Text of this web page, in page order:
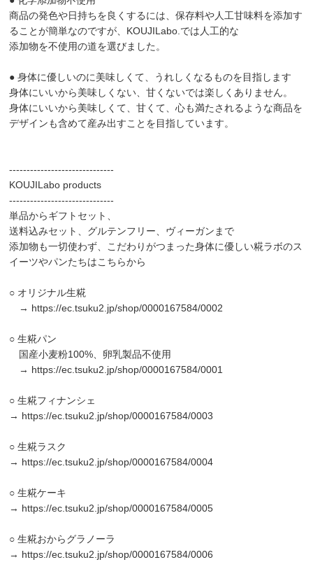
商品の発色や日持ちを良くするには、保存料や人工甘味料を添加す
ることが簡単なのですが、KOUJILabo.では人工的な
添加物を不使用の道を選びました。
● 身体に優しいのに美味しくて、うれしくなるものを目指します
身体にいいから美味しくない、甘くないでは楽しくありません。
身体にいいから美味しくて、甘くて、心も満たされるような商品を
デザインも含めて産み出すことを目指しています。
------------------------------
KOUJILabo products
------------------------------
単品からギフトセット、
送料込みセット、グルテンフリー、ヴィーガンまで
添加物も一切使わず、こだわりがつまった身体に優しい糀ラボのス
イーツやパンたちはこちらから
○ オリジナル生糀
→ https://ec.tsuku2.jp/shop/0000167584/0002
○ 生糀パン
国産小麦粉100%、卵乳製品不使用
→ https://ec.tsuku2.jp/shop/0000167584/0001
○ 生糀フィナンシェ
→ https://ec.tsuku2.jp/shop/0000167584/0003
○ 生糀ラスク
→ https://ec.tsuku2.jp/shop/0000167584/0004
○ 生糀ケーキ
→ https://ec.tsuku2.jp/shop/0000167584/0005
○ 生糀おからグラノーラ
→ https://ec.tsuku2.jp/shop/0000167584/0006